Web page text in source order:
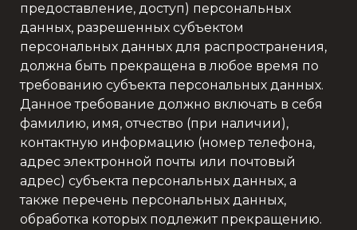
предоставление, доступ) персональных
данных, разрешенных субъектом
персональных данных для распространения,
должна быть прекращена в любое время по
требованию субъекта персональных данных.
Данное требование должно включать в себя
фамилию, имя, отчество (при наличии),
контактную информацию (номер телефона,
адрес электронной почты или почтовый
адрес) субъекта персональных данных, а
также перечень персональных данных,
обработка которых подлежит прекращению.